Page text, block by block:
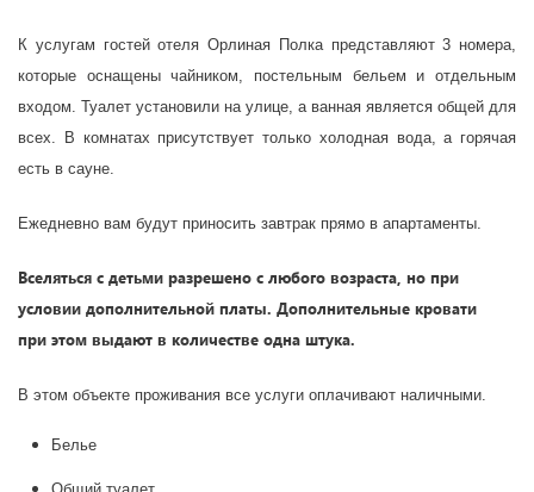
К услугам гостейотеля Орлиная Полкапредставляют3 номера,
которые оснащенычайником, постельным бельем и отдельным
входом. Туалет установили на улице, а ванная является общей для
всех. В комнатах присутствует только холодная вода, а горячая
есть в сауне.
Ежедневно вам будут приносить завтрак прямо в апартаменты.
Вселяться с детьми разрешено с любого возраста, но при
условии дополнительной платы. Дополнительные кровати
при этом выдают в количестве одна штука.
В этом объекте проживания все услуги оплачивают наличными.
Белье